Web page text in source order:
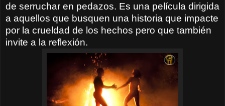
de serruchar en pedazos. Es una película dirigida
a aquellos que busquen una historia que impacte
por la crueldad de los hechos pero que también
invite a la reflexión.